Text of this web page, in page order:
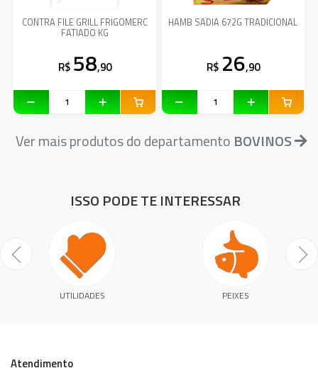
CONTRA FILE GRILL FRIGOMERC
FATIADO KG
R$ 58,90
HAMB SADIA 672G TRADICIONAL
R$ 26,90
Ver mais produtos do departamento BOVINOS
ISSO PODE TE INTERESSAR
UTILIDADES PEIXES
Atendimento